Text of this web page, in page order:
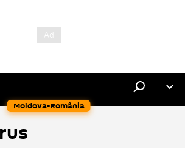
Moldova-România